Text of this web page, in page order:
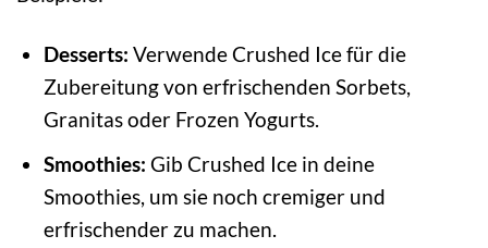
Desserts: Verwende Crushed Ice für die
Zubereitung von erfrischenden Sorbets,
Granitas oder Frozen Yogurts.
Smoothies: Gib Crushed Ice in deine
Smoothies, um sie noch cremiger und
erfrischender zu machen.